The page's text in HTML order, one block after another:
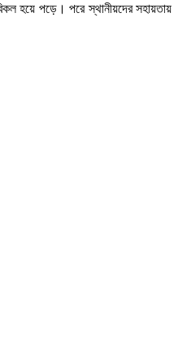
হয়ে পড়ে। পরে স্থানীয়দের সহায়তায়